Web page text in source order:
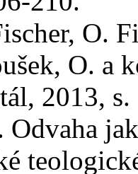
O.
O. a
2013,
Odvaha